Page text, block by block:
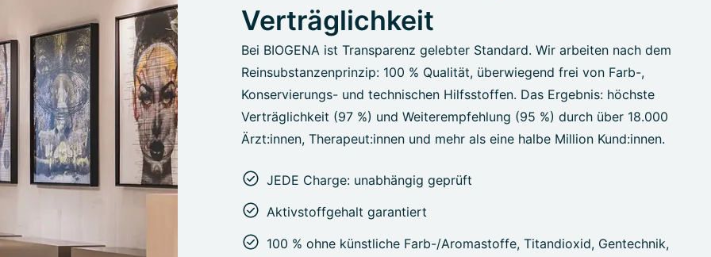
Verträglichkeit
Bei BIOGENA ist Transparenz gelebter Standard. Wir arbeiten nach dem
Reinsubstanzenprinzip: 100 % Qualität, überwiegend frei von Farb-,
Konservierungs- und technischen Hilfsstoffen. Das Ergebnis: höchste
Verträglichkeit (97 %) und Weiterempfehlung (95 %) durch über 18.000
Ärzt:innen, Therapeut:innen und mehr als eine halbe Million Kund:innen.
JEDE Charge: unabhängig geprüft
Aktivstoffgehalt garantiert
100 % ohne künstliche Farb-/Aromastoffe, Titandioxid, Gentechnik,